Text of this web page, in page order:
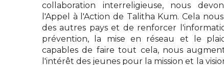
collaboration interreligieuse, nous
l'Appel à l'Action de Talitha Kum. Cela
des autres pays et de renforcer
prévention, la mise en réseau et le
capables de faire tout cela, nous
l'intérêt des jeunes pour la mission et la